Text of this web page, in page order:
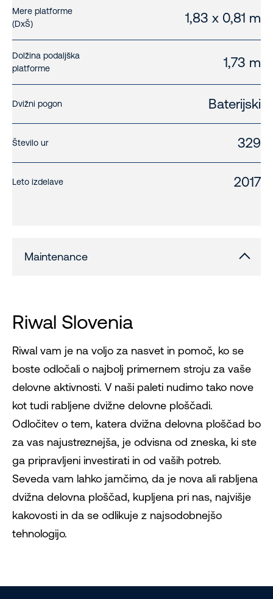
Mere platforme
(DxŠ)
1,83 x 0,81 m
Dolžina podaljška
platforme
1,73 m
Dvižni pogon Baterijski
Število ur 329
Leto izdelave 2017
Maintenance
Riwal Slovenia
Riwal vam je na voljo za nasvet in pomoč, ko se
boste odločali o najbolj primernem stroju za vaše
delovne aktivnosti. V naši paleti nudimo tako nove
kot tudi rabljene dvižne delovne ploščadi.
Odločitev o tem, katera dvižna delovna ploščad bo
za vas najustreznejša, je odvisna od zneska, ki ste
ga pripravljeni investirati in od vaših potreb.
Seveda vam lahko jamčimo, da je nova ali rabljena
dvižna delovna ploščad, kupljena pri nas, najvišje
kakovosti in da se odlikuje z najsodobnejšo
tehnologijo.